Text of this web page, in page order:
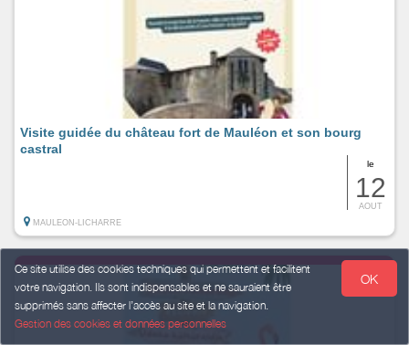
Ce site utilise des cookies techniques qui permettent et facilitent
votre navigation. Ils sont indispensables et ne sauraient être
supprimés sans affecter l’accès au site et la navigation.
Gestion des cookies et données personnelles
OK
le
12
AOUT
Visite guidée du château fort de Mauléon et son bourg
castral
MAULEON-LICHARRE